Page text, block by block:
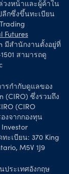
งหน้าและผู้ค้าใน
ลีกซึ่งขึ้นทะเบียน
Futures
มีสำนักงานตั้งอยู่ที่
สามารถดู
ารกำกับดูแลของ
(CIRO) ซึ่งรวมถึง
(CIRO
งจากกองทุน
ะเบียน: 370 King
M5V 1J9
ประเทศอังกฤษ